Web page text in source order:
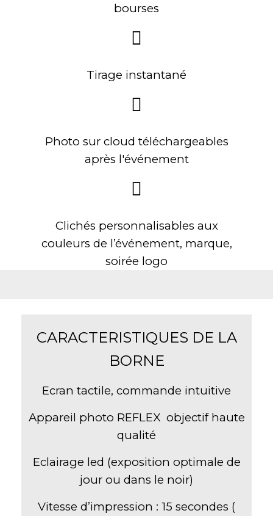
bourses
Tirage instantané
Photo sur cloud téléchargeables
après l'événement
Clichés personnalisables aux
couleurs de l’événement, marque,
soirée logo
CARACTERISTIQUES DE LA
BORNE
Ecran tactile, commande intuitive
Appareil photo REFLEX objectif haute
qualité
Eclairage led (exposition optimale de
jour ou dans le noir)
Vitesse d’impression : 15 secondes (